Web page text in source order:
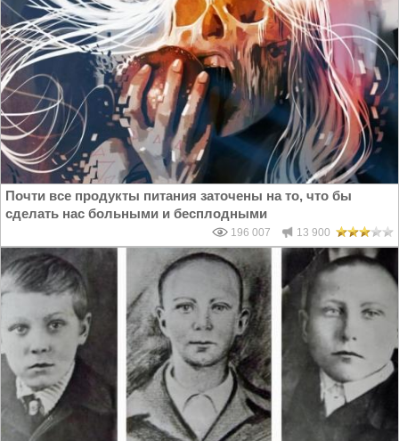
Почти все продукты питания заточены на то, что бы
сделать нас больными и бесплодными
196 007 13 900